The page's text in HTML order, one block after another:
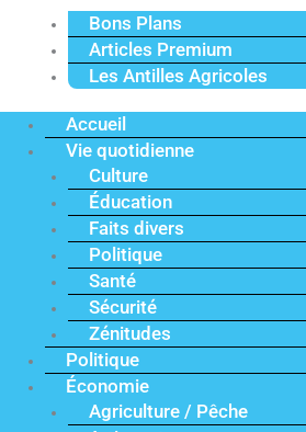
Bons Plans
Articles Premium
Les Antilles Agricoles
Accueil
Vie quotidienne
Culture
Éducation
Faits divers
Politique
Santé
Sécurité
Zénitudes
Politique
Économie
Agriculture / Pêche